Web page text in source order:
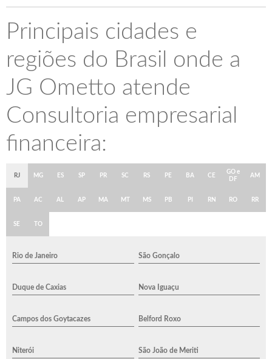
Principais cidades e
regiões do Brasil onde a
JG Ometto atende
Consultoria empresarial
financeira:
RJ MG ES SP PR SC RS PE BA CE
GO e
DF
AM
PA AC AL AP MA MT MS PB PI RN RO RR
SE TO
Rio de Janeiro São Gonçalo
Duque de Caxias Nova Iguaçu
Campos dos Goytacazes Belford Roxo
Niterói São João de Meriti